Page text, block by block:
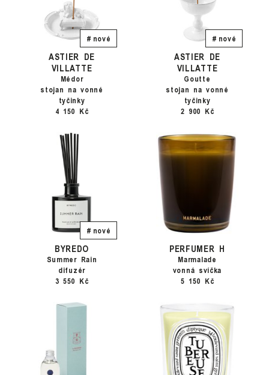
# nové
ASTIER DE
VILLATTE
Médor
stojan na vonné
tyčinky
4 150 Kč
# nové
ASTIER DE
VILLATTE
Goutte
stojan na vonné
tyčinky
2 900 Kč
# nové
BYREDO
Summer Rain
difuzér
3 550 Kč
PERFUMER H
Marmalade
vonná svíčka
5 150 Kč